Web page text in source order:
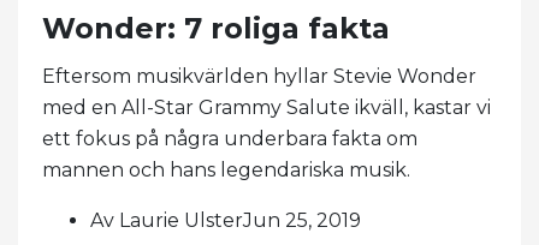
Wonder: 7 roliga fakta
Eftersom musikvärlden hyllar Stevie Wonder
med en All-Star Grammy Salute ikväll, kastar vi
ett fokus på några underbara fakta om
mannen och hans legendariska musik.
Av Laurie UlsterJun 25, 2019